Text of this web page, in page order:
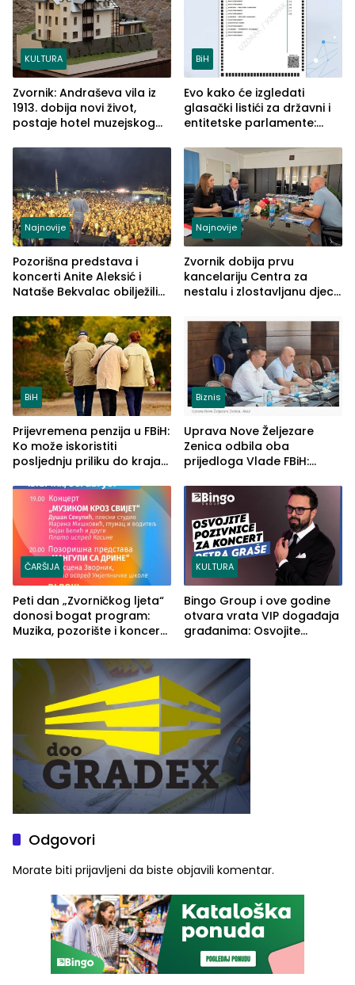
KULTURA
Zvornik: Andraševa vila iz
1913. dobija novi život,
postaje hotel muzejskog
BiH
Evo kako će izgledati
glasački listići za državni i
entitetske parlamente:
vidljive na njima
Najnovije
Pozorišna predstava i
koncerti Anite Aleksić i
Nataše Bekvalac obilježili
ljeta (FOTO)
Najnovije
Zvornik dobija prvu
kancelariju Centra za
nestalu i zlostavljanu djecu
BiH
Prijevremena penzija u FBiH:
Ko može iskoristiti
posljednju priliku do kraja
Biznis
Uprava Nove Željezare
Zenica odbila oba
prijedloga Vlade FBiH:
rješenje
ČARŠIJA
Peti dan „Zvorničkog ljeta“
donosi bogat program:
Muzika, pozorište i koncert
KULTURA
Bingo Group i ove godine
otvara vrata VIP događaja
građanima: Osvojite
Graše
Odgovori
Morate biti prijavljeni da biste objavili komentar.